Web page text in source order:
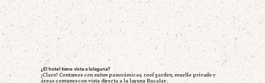
¿El hotel tiene vista a la laguna?
¡Claro! Contamos con suites panorámicas, roof garden, muelle privado y